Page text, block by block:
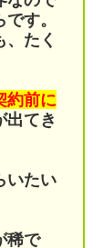
す。
、たく
約前に
出てき
いたい
稀で